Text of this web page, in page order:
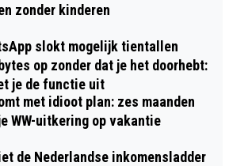
zonder kinderen
slokt mogelijk tientallen
op zonder dat je het doorhebt:
je de functie uit
met idioot plan: zes maanden
WW-uitkering op vakantie
de Nederlandse inkomensladder